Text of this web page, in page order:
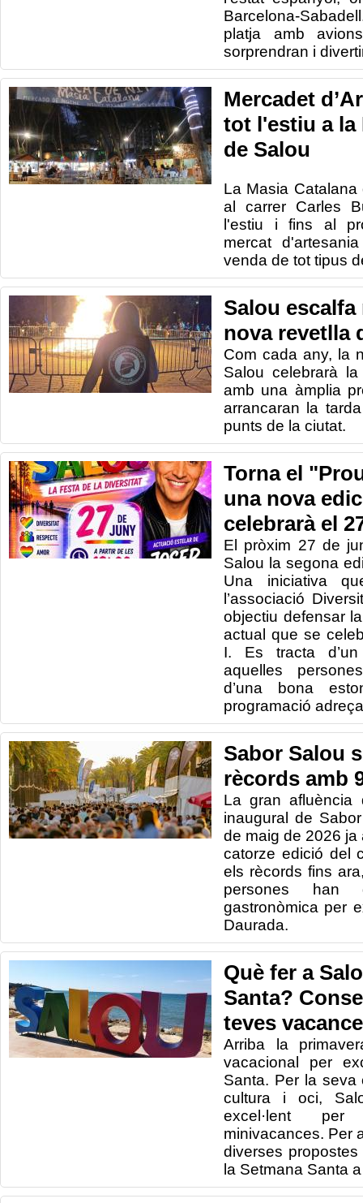
Barcelona-
platja amb
sorprendran i
Mercadet
tot l'estiu a la
de Salou
La Masia Catalana
al carrer Carles
l'estiu
i fins al
mercat d'artesania
venda de tot tipus
Salou
nova revetlla
Com cada any, la
Salou celebrarà
amb una àmplia
arrancaran la
punts de la ciutat.
Torna el
una nova
celebrarà el
El pròxim 27 de
Salou la segona
Una iniciativa
l’associació
objectiu defensar
actual que se
I. Es tracta
aquelles
d’una bona
programació
Sabor Salou
rècords amb
La gran afluència
inaugural de
de maig de 2026
catorze edició del
els rècords fins
persones
gastronòmica per
Daurada.
Què fer a
Santa?
teves
Arriba la
vacacional per
Santa. Per la seva
cultura i oci,
excel·lent per
minivacances. Per
diverses
la Setmana Santa